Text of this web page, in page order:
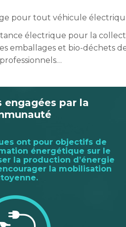
pour tout véhicule
électrique pour la
emballages et bio-déchets
professionnels…
engagées par la
ont pour objectifs de
énergétique sur le
la production d’énergie
la mobilisation